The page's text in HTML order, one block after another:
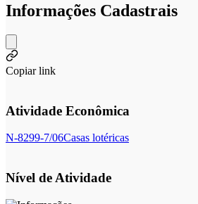
Informações Cadastrais
Copiar link
Atividade Econômica
N-8299-7/06Casas lotéricas
Nível de Atividade